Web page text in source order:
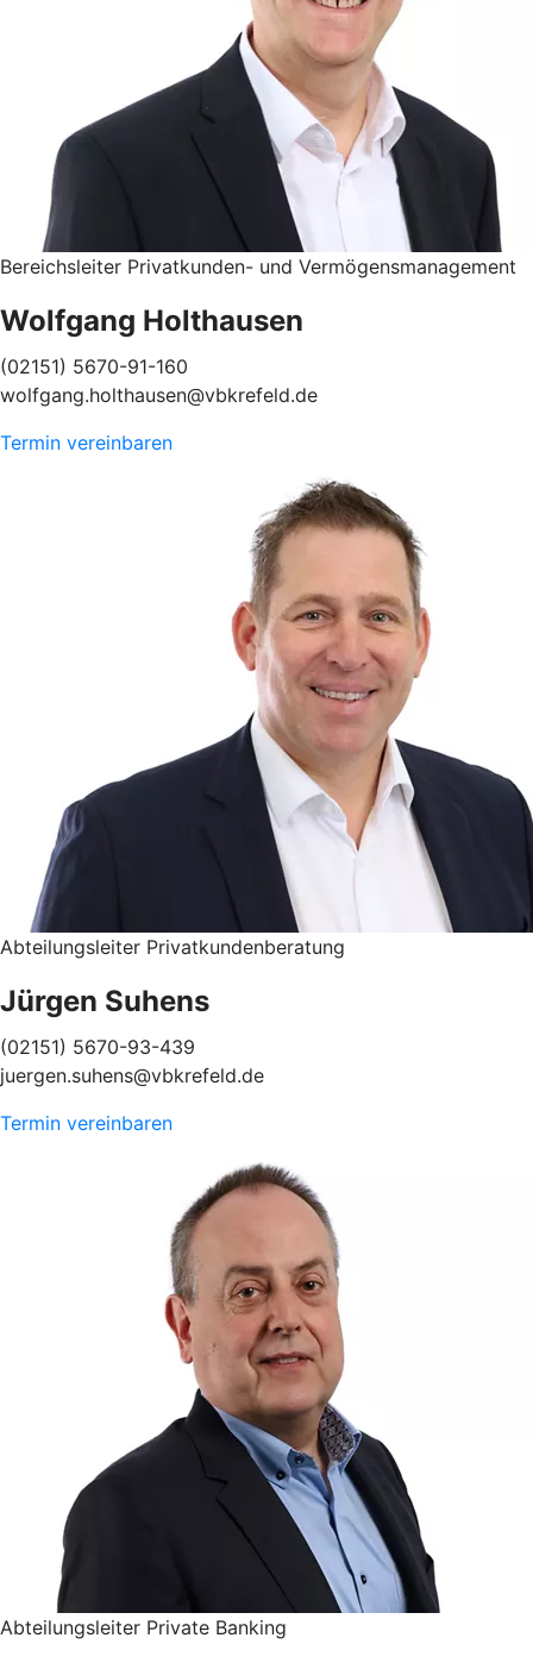
Bereichsleiter Privatkunden- und Vermögensmanagement
Wolfgang Holthausen
(02151) 5670-91-160
wolfgang.holthausen@vbkrefeld.de
Termin vereinbaren
Abteilungsleiter Privatkundenberatung
Jürgen Suhens
(02151) 5670-93-439
juergen.suhens@vbkrefeld.de
Termin vereinbaren
Abteilungsleiter Private Banking